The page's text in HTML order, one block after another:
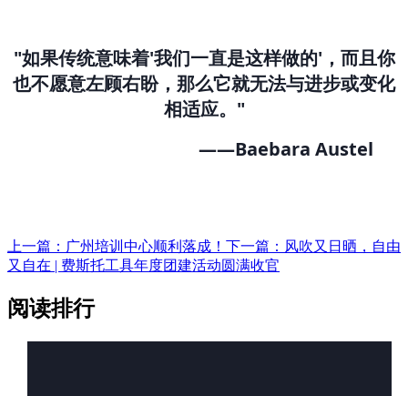
"如果传统意味着'我们一直是这样做的'，而且你
也不愿意左顾右盼，那么它就无法与进步或变化
相适应。"
——Baebara Austel
上一篇：广州培训中心顺利落成！ 下一篇：风吹又日晒，自由
又自在 | 费斯托工具年度团建活动圆满收官
阅读排行